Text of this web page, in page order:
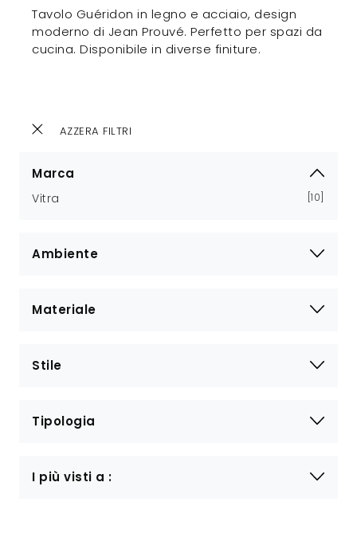
AZZERA FILTRI
Marca
Vitra 10
Ambiente
Materiale
Stile
Tipologia
I più visti a :
Tavolo Guéridon in legno e acciaio, design
moderno di Jean Prouvé. Perfetto per spazi da
cucina. Disponibile in diverse finiture.